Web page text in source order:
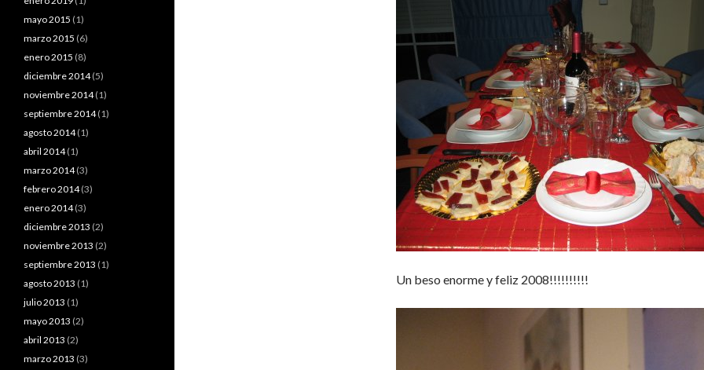
Un beso enorme y feliz 2008!!!!!!!!!!
mayo 2015 (1)
marzo 2015 (6)
enero 2015 (8)
diciembre 2014(5)
noviembre 2014(1)
septiembre 2014(1)
agosto 2014(1)
abril 2014(1)
marzo 2014(3)
febrero 2014(3)
enero 2014(3)
diciembre 2013 (2)
noviembre 2013 (2)
septiembre 2013 (1)
agosto 2013 (1)
julio 2013 (1)
mayo 2013 (2)
abril 2013 (2)
marzo 2013 (3)